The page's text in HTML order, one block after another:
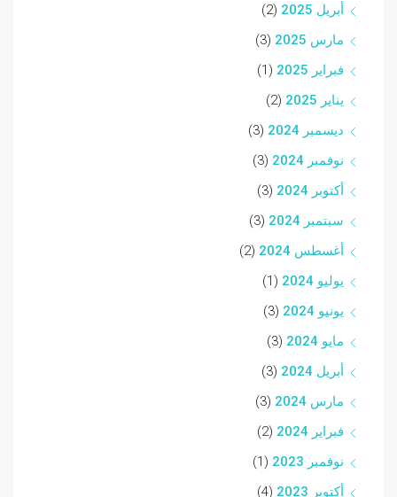
أبريل 2025
(2)
مارس 2025
(3)
فبراير 2025
(1)
يناير 2025
(2)
ديسمبر 2024
(3)
نوفمبر 2024
(3)
أكتوبر 2024
(3)
سبتمبر 2024
(3)
أغسطس 2024
(2)
يوليو 2024
(1)
يونيو 2024
(3)
مايو 2024
(3)
أبريل 2024
(3)
مارس 2024
(3)
فبراير 2024
(2)
نوفمبر 2023
(1)
أكتوبر 2023
(4)